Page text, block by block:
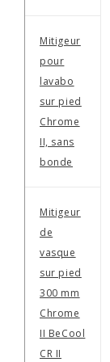
Mitigeur
pour
lavabo
sur pied
Chrome
II, sans
bonde
Mitigeur
de
vasque
sur pied
300 mm
Chrome
II BeCool
CR II